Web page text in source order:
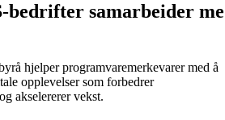
bedrifter samarbeider
hjelper programvaremerkevarer med å
opplevelser som forbedrer
akselererer vekst.